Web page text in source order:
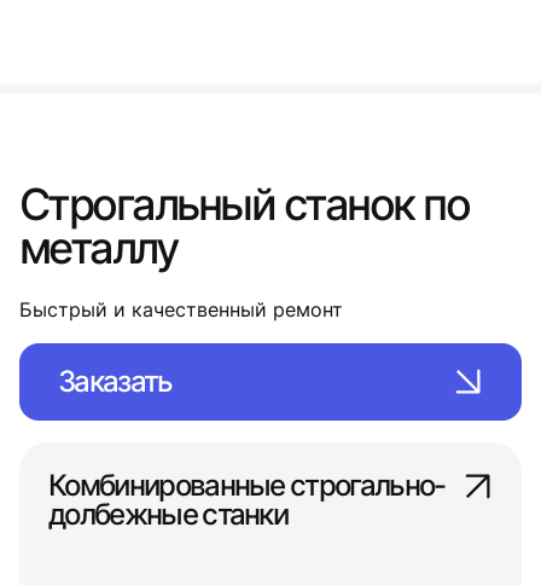
Строгальный станок по
металлу
Быстрый и качественный ремонт
Заказать
Комбинированные строгально-
долбежные станки